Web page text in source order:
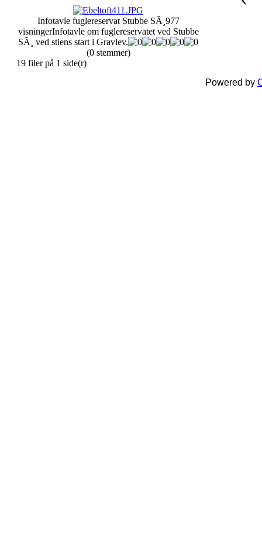
Infotavle fuglereservat Stubbe SÃ¸977
visningerInfotavle om fuglereservatet ved Stubbe
SÃ¸ ved stiens start i Gravlev.
(0 stemmer)
19 filer på 1 side(r)
Powered by